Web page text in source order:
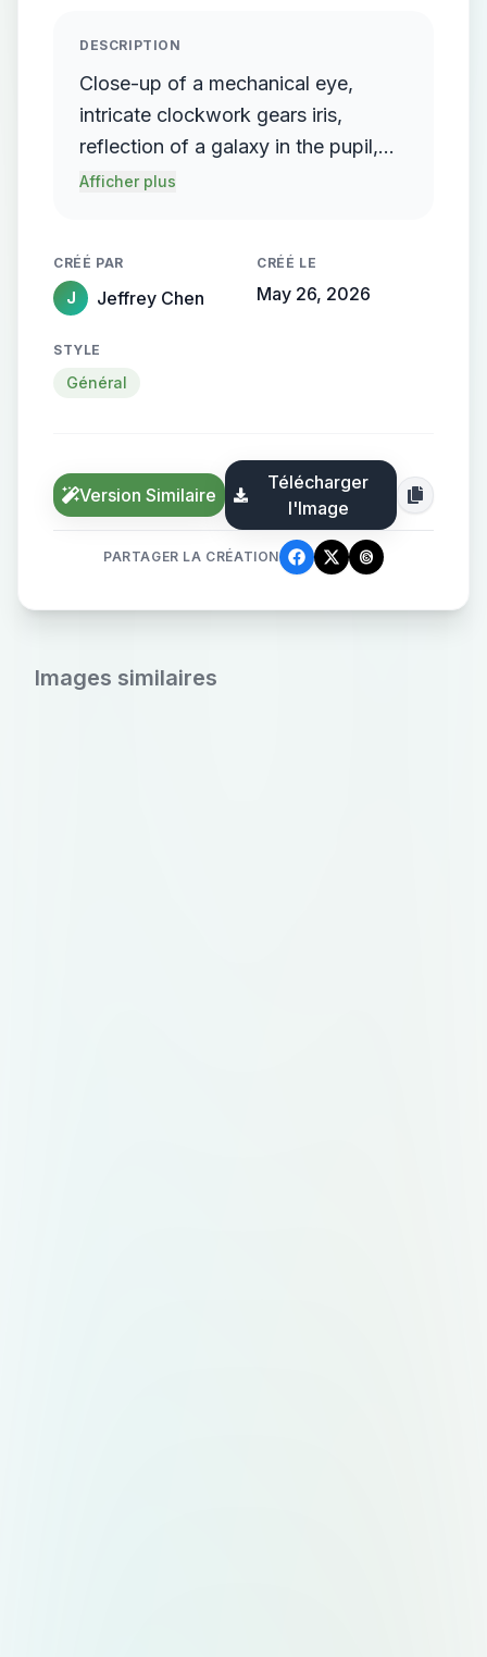
DESCRIPTION
Close-up of a mechanical eye,
intricate clockwork gears iris,
reflection of a galaxy in the pupil,
steampunk aesthetic, hyper-
Afficher plus
CRÉÉ PAR
J Jeffrey Chen
CRÉÉ LE
May 26, 2026
STYLE
Général
Version Similaire
Télécharger
l'Image
PARTAGER LA CRÉATION
Images similaires